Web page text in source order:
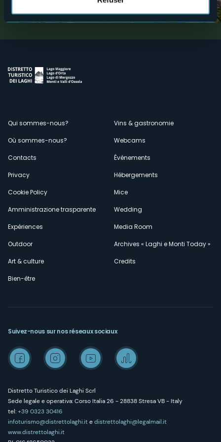
Menù
secondario
Qui sommes-nous?
Où sommes-nous?
Contacts
Privacy
Cookie Policy
Amministrazione trasparente
Expériences
Outdoor
Art & culture
Bien-être
Vins & gastronomie
Webcams
Événements
Hébergements
Mice
Wedding
Media Room
Archives « Laghi e Monti Today »
Credits
Distretto Turistico dei Laghi Scrl
Sede legale e operativa: Corso Italia 26 - 28838 Stresa VB - Italy
tel:+39 0323 30416
infoturismo@distrettolaghi.itedistrettolaghi@legalmail.it
www.distrettolaghi.it
Suivez-nous sur nos réseaux sociaux